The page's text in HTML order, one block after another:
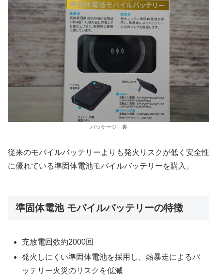
パッケージ 裏
従来のモバイルバッテリーよりも発火リスクが低く安全性
に優れている準固体電池モバイルバッテリーを購入。
準固体電池 モバイルバッテリーの特徴
充放電回数約2000回
発火しにくい準固体電池を採用し、熱暴走によるバ
ッテリー火災のリスクを低減